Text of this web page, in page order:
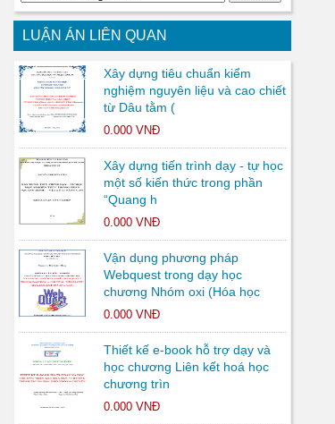
LUẬN ÁN LIÊN QUAN
Xây dựng tiêu chuẩn kiểm
nghiệm nguyên liệu và cao chiết
từ Dâu tằm (
0.000 VNĐ
Xây dựng tiến trình dạy - tự học
một số kiến thức trong phần
“Quang h
0.000 VNĐ
Vận dụng phương pháp
Webquest trong dạy học
chương Nhóm oxi (Hóa học
0.000 VNĐ
Thiết kế e-book hỗ trợ dạy và
học chương Liên kết hoá học
chương trìn
0.000 VNĐ